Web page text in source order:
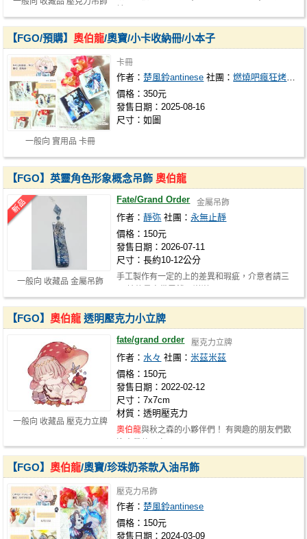
一般向 實用品 卡冊
【FGO/預購】奧伯龍/奧寶/小卡收納冊/小本子
卡冊
作者：楚風鈴antinese 社團：燃燒吧瘋狂烤肉團
價格：350元
發售日期：2025-08-16
尺寸：如圖
一般向 收藏品 金屬吊飾
【FGO】英靈角色形象概念吊飾奧伯龍
Fate/Grand Order 金屬吊飾
作者：靜弥 社團：永無止靜
價格：150元
發售日期：2026-07-11
尺寸：長約10-12公分
手工製作有一定的上的差異和瑕疵，介意者請三
一般向 收藏品 壓克力立牌
【FGO】奧伯龍 透明壓克力小立牌
fate/grand order 壓克力立牌
作者：水々 社團：米茲米茲
價格：150元
發售日期：2022-02-12
尺寸：7x7cm
材質：透明壓克力
奧伯龍與秋之森的小夥伴們！ 有興趣的朋友們歡
【FGO】奧伯龍/奧寶/珍珠奶茶款入油吊飾
壓克力吊飾
作者：楚風鈴antinese
價格：150元
發售日期：2024-03-09